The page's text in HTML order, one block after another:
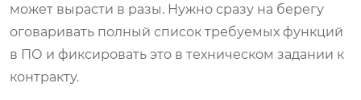
может вырасти в разы. Нужно сразу на берегу
оговаривать полный список требуемых функций
в ПО и фиксировать это в техническом задании к
контракту.